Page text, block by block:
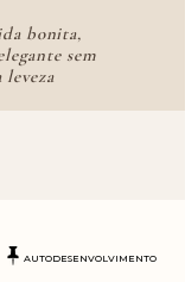
bonita,
sem
leveza
AUTODESENVOLVIMENTO